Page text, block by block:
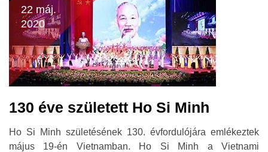
22 máj.
2020
130 éve született Ho Si Minh
Ho Si Minh születésének 130. évfordulójára emlékeztek
május 19-én Vietnamban. Ho Si Minh a Vietnami